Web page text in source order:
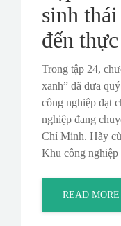
sinh
đến
Trong tập 24,
xanh” đã đưa
công nghiệp đạt
nghiệp đang
Chí Minh. Hãy
Khu công
READ MORE